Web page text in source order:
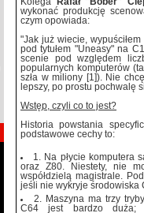
wykonać produkcję
czym opowiada:
"Jak już wiecie,
pod tytułem "Uneasy" na
scenie pod względem
popularnych komputerów
szła w miliony [1]). Nie
lepszy, po prostu pochwalę
Wstęp, czyli co to jest?
Historia powstania
podstawowe cechy to:
1. Na płycie komputera
oraz Z80. Niestety, nie
współdzielą magistrale.
jeśli nie wykryje środowiska
2. Maszyna ma trzy
C64 jest bardzo duża;